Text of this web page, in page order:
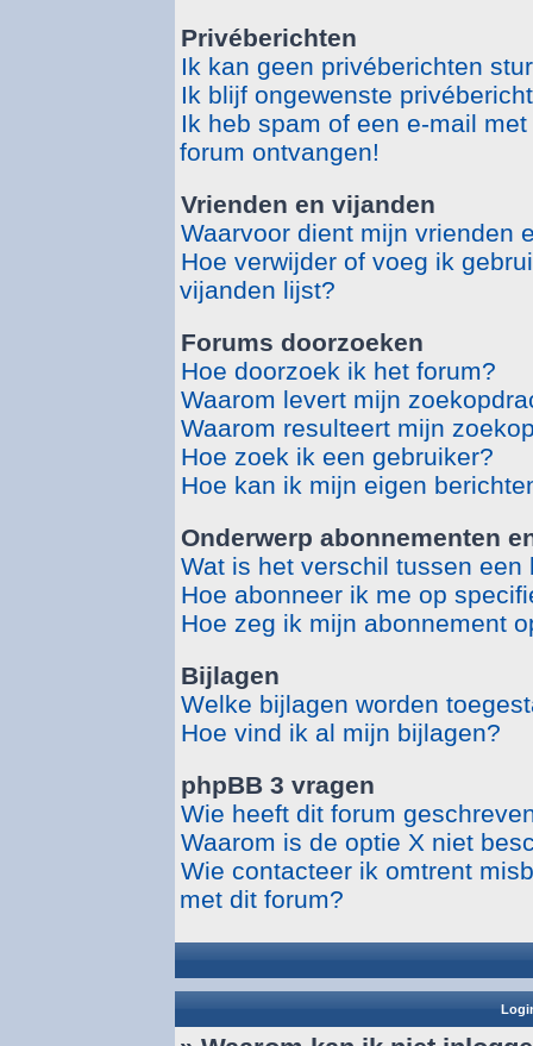
Privéberichten
Ik kan geen privéberichten
Ik blijf ongewenste
Ik heb spam of een e-mail
forum ontvangen!
Vrienden en vijanden
Waarvoor dient mijn vrienden
Hoe verwijder of voeg ik
vijanden lijst?
Forums doorzoeken
Hoe doorzoek ik het forum?
Waarom levert mijn
Waarom resulteert mijn
Hoe zoek ik een gebruiker?
Hoe kan ik mijn eigen
Onderwerp abonnementen
Wat is het verschil tussen
Hoe abonneer ik me op
Hoe zeg ik mijn abonnement
Bijlagen
Welke bijlagen worden
Hoe vind ik al mijn bijlagen?
phpBB 3 vragen
Wie heeft dit forum
Waarom is de optie X niet
Wie contacteer ik omtrent
met dit forum?